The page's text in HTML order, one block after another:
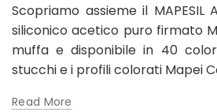
Scopriamo assieme il MAPESIL
siliconico acetico puro firmato
muffa e disponibile in 40
stucchi e i profili colorati Mapei
Read More